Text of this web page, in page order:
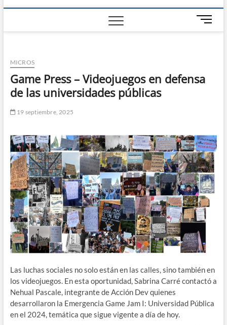
B
o
d
e
MICROS
Game Press – Videojuegos en defensa
de las universidades públicas
19 septiembre, 2025
Las luchas sociales no solo están en las calles, sino también en
los videojuegos. En esta oportunidad, Sabrina Carré contactó a
Nehual Pascale, integrante de Acción Dev quienes
desarrollaron la Emergencia Game Jam I: Universidad Pública
en el 2024, temática que sigue vigente a día de hoy.